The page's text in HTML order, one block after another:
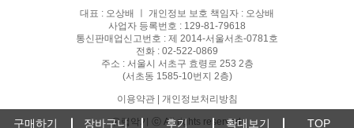
구매하기 장바구니 후기 확대보기 TOP
대표 : 오상배 ㅣ 개인정보 보호 책임자 : 오상배
사업자 등록번호 : 129-81-79618
통신판매업신고번호 : 제 2014-서울서초-0781호
전화 : 02-522-0869
주소 : 서울시 서초구 효령로 253 2층
(서초동 1585-10번지 2층)
이용약관| 개인정보처리방침
유럽악기 ⓒ All rights reserved.